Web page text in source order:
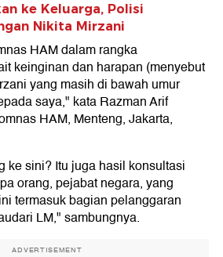
ke Keluarga, Polisi
Nikita Mirzani
HAM dalam rangka
keinginan dan harapan (menyebut
yang masih di bawah umur
saya," kata Razman Arif
HAM, Menteng, Jakarta,
ke sini? Itu juga hasil konsultasi
orang, pejabat negara, yang
termasuk bagian pelanggaran
LM," sambungnya.
ADVERTISEMENT